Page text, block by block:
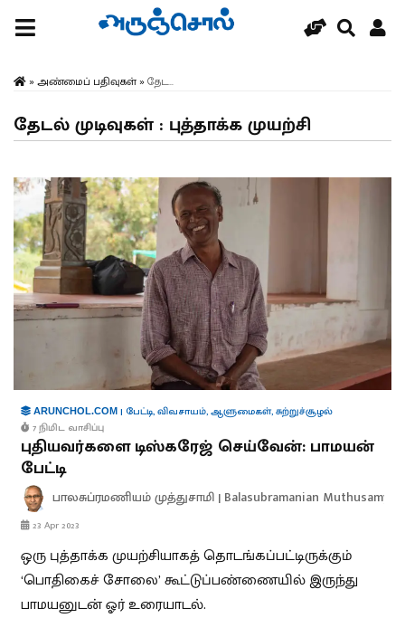
» அண்மைப் பதிவுகள்» தேட...
தேடல் முடிவுகள் : புத்தாக்க முயற்சி
ARUNCHOL.COM | பேட்டி,விவசாயம்,ஆளுமைகள்,சுற்றுச்சூழல்
7 நிமிட வாசிப்பு
புதியவர்களை டிஸ்கரேஜ் செய்வேன்: பாமயன்
பேட்டி
பாலசுப்ரமணியம் முத்துசாமி | Balasubramanian Muthusamy
23 Apr 2023
ஒரு புத்தாக்க முயற்சியாகத் தொடங்கப்பட்டிருக்கும்
‘பொதிகைச் சோலை’ கூட்டுப்பண்ணையில் இருந்து
பாமயனுடன் ஓர் உரையாடல்.